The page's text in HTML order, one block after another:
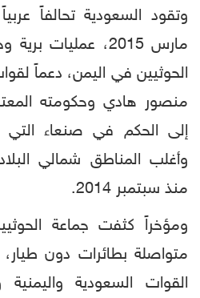
مارس 2015، عمليات
الحوثيين في اليمن، دعماً
منصور هادي وحكومته
إلى الحكم في صنعاء التي
وأغلب المناطق شمالي
منذ سبتمبر 2014.
ومؤخراً كثفت جماعة
متواصلة بطائرات دون
القوات السعودية